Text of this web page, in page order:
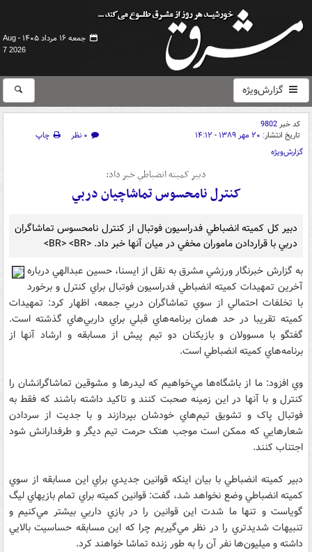
جمعه ۱۶ مرداد ۱۴۰۵ -
Aug
7 2026
گزارش‌ویژه
کد خبر9802
تاریخ انتشار: ۲۰ مهر ۱۳۸۹ - ۱۴:۱۲ ۰ نظر
چاپ
گزارش‌ویژه
دبير کميته انضباطي خبر داد:
کنترل نامحسوس تماشاچيان دربي
دبير کل کميته انضباطي فدراسيون فوتبال از کنترل نامحسوس تماشاگران
دربي با قراردادن ماموران مخفي در ميان آنها خبر داد. <BR> <BR>
به گزارش خبرنگار ورزشي مشرق به نقل از ايسنا، حسين عبدالهي‌ درباره
آخرين تمهيدات کميته انضباطي فدراسيون فوتبال براي کنترل و برخورد
با تخلفات احتمالي از سوي تماشاگران دربي جمعه، اظهار کرد: تمهيدات
کميته تقريبا در حد همان برنامه‌هاي قبلي براي داربي‌هاي گذشته است.
گفتگو با مسوولان و بازيکنان دو تيم پيش از مسابقه و ارشاد آنها از
برنامه‌هاي کميته انضباطي است.
وي افزود: ما از باشگاه‌ها مي‌خواهيم که ليدرها و مشوقين تماشاگرانشان را
کنترل و با آنها در اين زمينه صحبت کنند و تاکيد داشته باشند که فقط به
فوتبال پاک و تشويق تيم‌هاي خودشان بپردازند و با جديت از سردادن
شعارهايي که ممکن است موجب هتک حرمت تيم ديگر و طرفدارانش شود
اجتناب کنند.
دبير کميته انضباطي با بيان اينکه قوانين جديدي براي اين مسابقه از سوي
کميته انضباطي وضع نخواهد شد، گفت: قوانين کميته براي تمام بازيهاي ليگ
گوياست و تنها ما شدت اين قوانين را در بازي داربي بيشتر مي‌کنيم و
تنبيهات شديدتري را در نظر مي‌گيريم چرا که اين مسابقه حساسيت بالايي
داشته و ميليون‌ها نفر آن را به طور زنده تماشا خواهند کرد.